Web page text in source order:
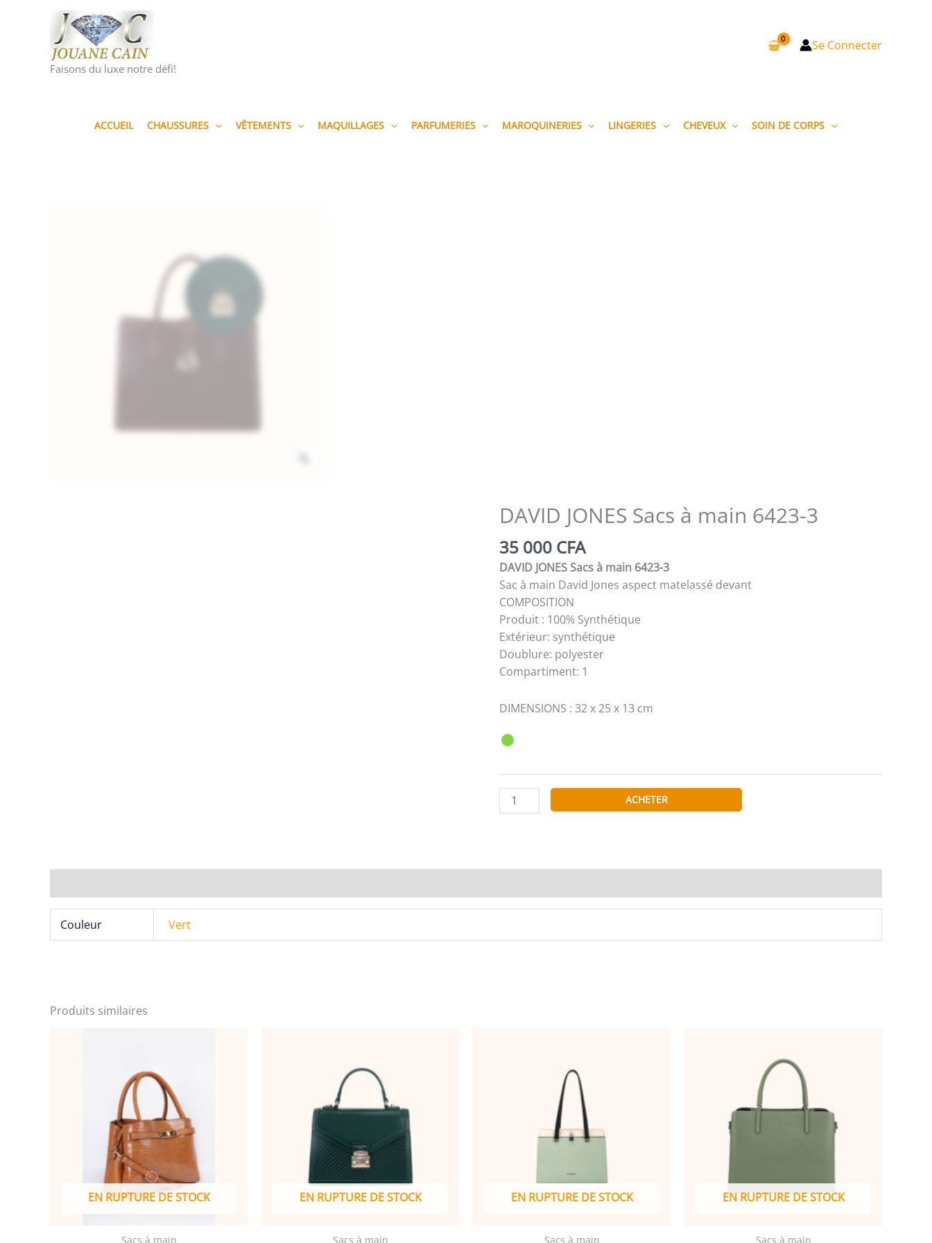
Faisons du luxe notre défi!
Se Connecter
ACCUEIL CHAUSSURES VÊTEMENTS MAQUILLAGES PARFUMERIES MAROQUINERIES LINGERIES CHEVEUX SOIN DE CORPS
DAVID JONES Sacs à main 6423-3
35 000 CFA
DAVID JONES Sacs à main 6423-3
Sac à main David Jones aspect matelassé devant
COMPOSITION
Produit : 100% Synthétique
Extérieur: synthétique
Doublure: polyester
Compartiment: 1
DIMENSIONS : 32 x 25 x 13 cm
quantité
de
main
ACHETER
Couleur Vert
Produits similaires
EN RUPTURE DE STOCK
Sacs à main
EN RUPTURE DE STOCK
Sacs à main
EN RUPTURE DE STOCK
Sacs à main
EN RUPTURE DE STOCK
Sacs à main